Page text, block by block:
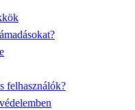
felhasználók?